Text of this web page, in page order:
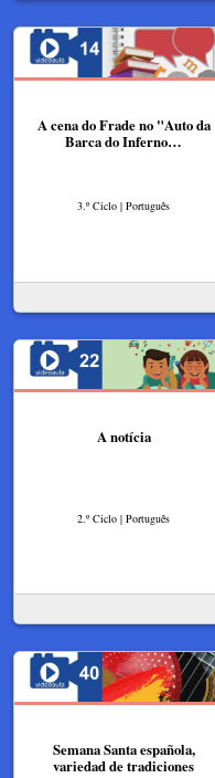
A cena do Frade no "Auto da
Barca do Inferno…
3.º Ciclo | Português
A notícia
2.º Ciclo | Português
Semana Santa española,
variedad de tradiciones